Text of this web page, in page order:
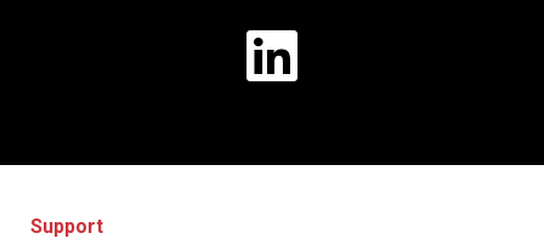
Support